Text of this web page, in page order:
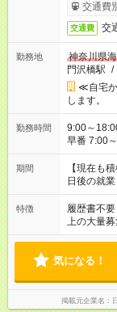
交通費
交通費 交
勤務地
神奈川県
門沢橋駅 /
≪自宅
します。
勤務時間
9:00～18:00（休憩60分）
早番 7:00～16:00
い」 「余
たくない」
の方へ 今
の勤務時
期間
【現在も
日後の就
特徴 履歴書不要
上の大量
気になる！
掲載元企業名